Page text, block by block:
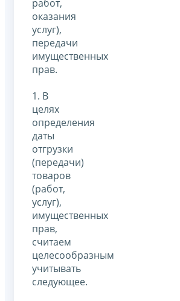
работ,
оказания
услуг),
передачи
имущественных
прав.
1. В
целях
определения
даты
отгрузки
(передачи)
товаров
(работ,
услуг),
имущественных
прав,
считаем
целесообразным
учитывать
следующее.